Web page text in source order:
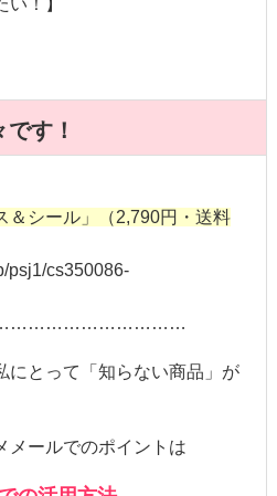
い！】
す！
＆シール」（2,790円・送料
psj1/cs350086-
にとって「知らない商品」が
ールでのポイントは